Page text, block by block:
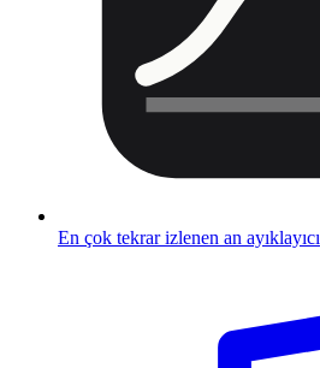
En çok tekrar izlenen an ayıklayıcı